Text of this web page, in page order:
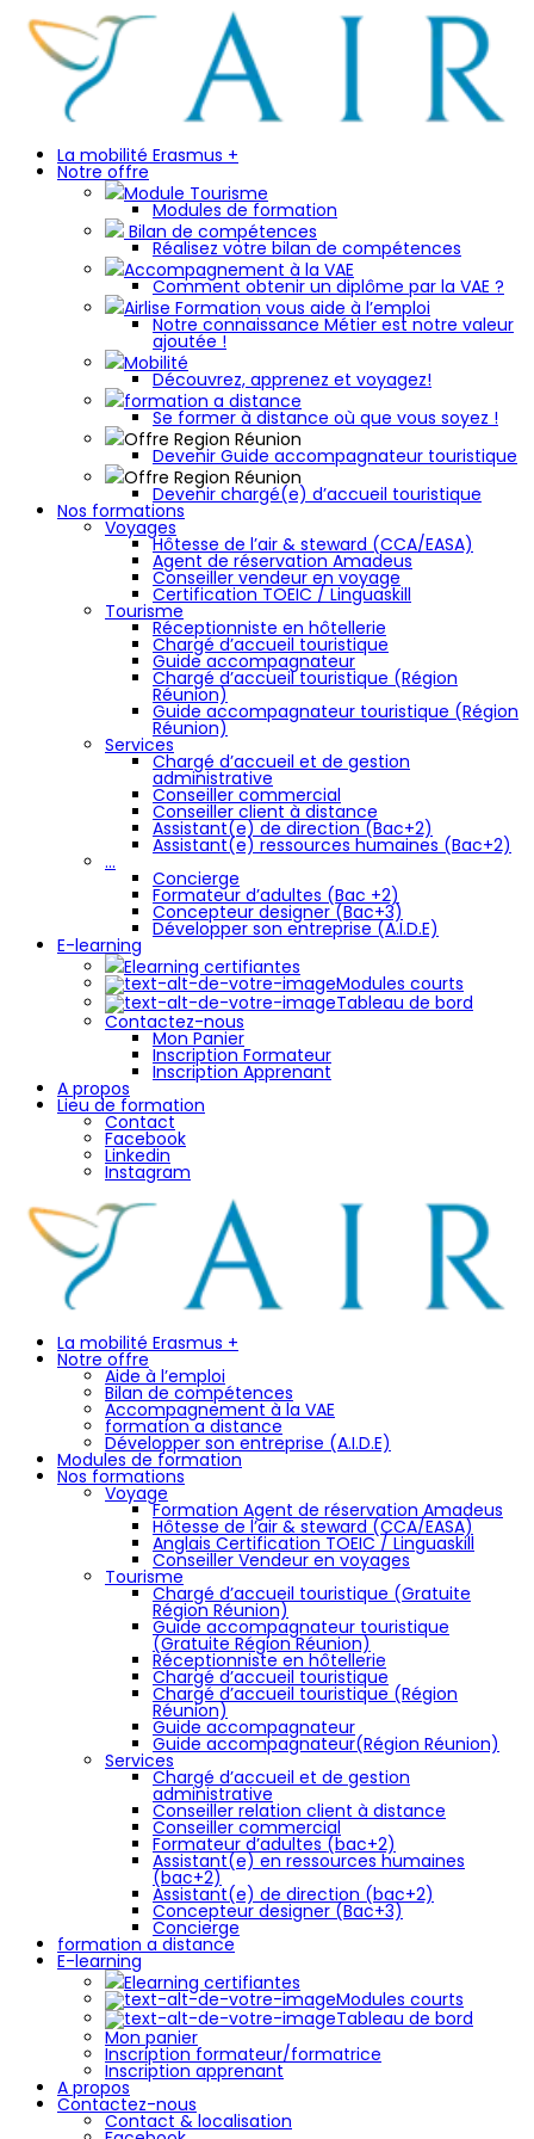
La mobilité Erasmus +
Notre offre
Module Tourisme
Modules de formation
Bilan de compétences
Réalisez votre bilan de compétences
Accompagnement à la VAE
Comment obtenir un diplôme par la VAE ?
Airlise Formation vous aide à l’emploi
Notre connaissance Métier est notre valeur
ajoutée !
Mobilité
Découvrez, apprenez et voyagez!
formation a distance
Se former à distance où que vous soyez !
Offre Region Réunion
Devenir Guide accompagnateur touristique
Offre Region Réunion
Devenir chargé(e) d’accueil touristique
Nos formations
Voyages
Hôtesse de l’air & steward (CCA/EASA)
Agent de réservation Amadeus
Conseiller vendeur en voyage
Certification TOEIC / Linguaskill
Tourisme
Réceptionniste en hôtellerie
Chargé d’accueil touristique
Guide accompagnateur
Chargé d’accueil touristique (Région
Réunion)
Guide accompagnateur touristique (Région
Réunion)
Services
Chargé d’accueil et de gestion
administrative
Conseiller commercial
Conseiller client à distance
Assistant(e) de direction (Bac+2)
Assistant(e) ressources humaines (Bac+2)
…
Concierge
Formateur d’adultes (Bac +2)
Concepteur designer (Bac+3)
Développer son entreprise (A.I.D.E)
E-learning
Elearning certifiantes
Modules courts
Tableau de bord
Contactez-nous
Mon Panier
Inscription Formateur
Inscription Apprenant
A propos
Lieu de formation
Contact
Facebook
Linkedin
Instagram
La mobilité Erasmus +
Notre offre
Aide à l’emploi
Bilan de compétences
Accompagnement à la VAE
formation a distance
Développer son entreprise (A.I.D.E)
Modules de formation
Nos formations
Voyage
Formation Agent de réservation Amadeus
Hôtesse de l’air & steward (CCA/EASA)
Anglais Certification TOEIC / Linguaskill
Conseiller Vendeur en voyages
Tourisme
Chargé d’accueil touristique (Gratuite
Région Réunion)
Guide accompagnateur touristique
(Gratuite Région Réunion)
Réceptionniste en hôtellerie
Chargé d’accueil touristique
Chargé d’accueil touristique (Région
Réunion)
Guide accompagnateur
Guide accompagnateur(Région Réunion)
Services
Chargé d’accueil et de gestion
administrative
Conseiller relation client à distance
Conseiller commercial
Formateur d’adultes (bac+2)
Assistant(e) en ressources humaines
(bac+2)
Assistant(e) de direction (bac+2)
Concepteur designer (Bac+3)
Concierge
formation a distance
E-learning
Elearning certifiantes
Modules courts
Tableau de bord
Mon panier
Inscription formateur/formatrice
Inscription apprenant
A propos
Contactez-nous
Contact & localisation